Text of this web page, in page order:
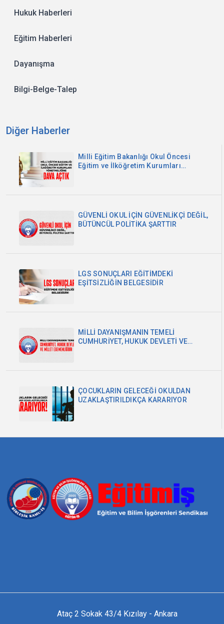
Hukuk Haberleri
Eğitim Haberleri
Dayanışma
Bilgi-Belge-Talep
Diğer Haberler
Milli Eğitim Bakanlığı Okul Öncesi
Eğitim ve İlköğretim Kurumları
GÜVENLİ OKUL İÇİN GÜVENLİKÇİ DEĞİL,
BÜTÜNCÜL POLİTİKA ŞARTTIR
LGS SONUÇLARI EĞİTİMDEKİ
EŞİTSİZLİĞİN BELGESİDİR
MİLLİ DAYANIŞMANIN TEMELİ
CUMHURİYET, HUKUK DEVLETİ VE
ÇOCUKLARIN GELECEĞİ OKULDAN
UZAKLAŞTIRILDIKÇA KARARIYOR
Ataç 2 Sokak 43/4 Kızılay - Ankara